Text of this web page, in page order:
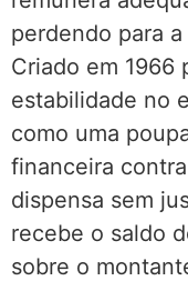
perdendo para
Criado em 1966
estabilidade no
como uma
financeira
dispensa sem
recebe o saldo
sobre o